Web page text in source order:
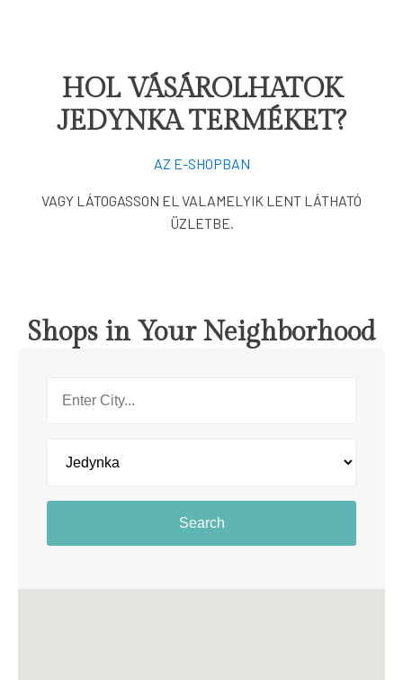
HOL VÁSÁROLHATOK
JEDYNKA TERMÉKET?
AZ E-SHOPBAN
VAGY LÁTOGASSON EL VALAMELYIK LENT LÁTHATÓ
ÜZLETBE.
Shops in Your Neighborhood